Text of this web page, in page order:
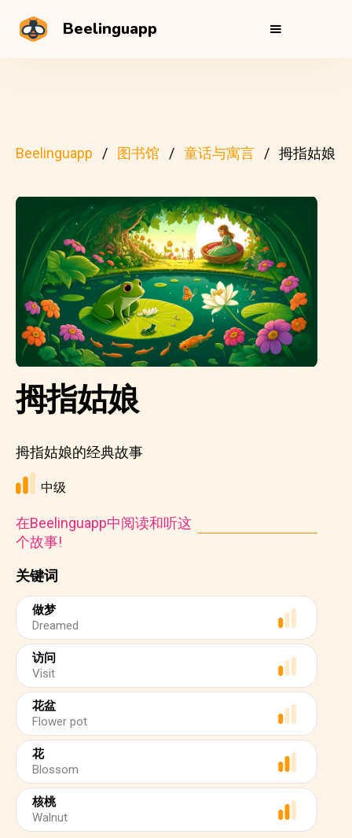
Beelinguapp
Beelinguapp 图书馆 童话与寓言 拇指姑娘
关键词
做梦
Dreamed
访问
Visit
花盆
Flower pot
花
Blossom
核桃
Walnut
拇指姑娘
拇指姑娘的经典故事
中级
在Beelinguapp中阅读和听这
个故事!